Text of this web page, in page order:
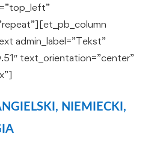
admin_label=”Tekst”
text_orientation=”center”
NIEMIECKI,